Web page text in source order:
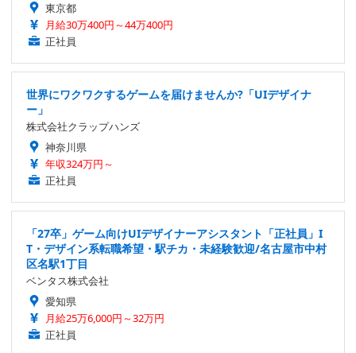
東京都
月給30万400円～44万400円
正社員
世界にワクワクするゲームを届けませんか?「UIデザイナ
ー」
株式会社クラップハンズ
神奈川県
年収324万円～
正社員
「27卒」ゲーム向けUIデザイナーアシスタント「正社員」I
T・デザイン系転職希望・駅チカ・未経験歓迎/名古屋市中村
区名駅1丁目
ベンタス株式会社
愛知県
月給25万6,000円～32万円
正社員